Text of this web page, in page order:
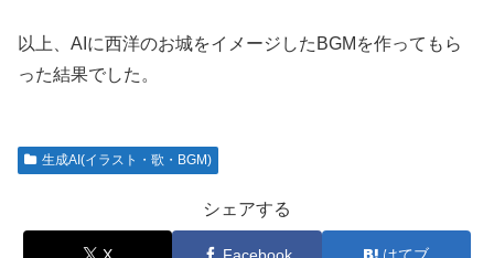
以上、AIに西洋のお城をイメージしたBGMを作ってもら
った結果でした。
生成AI(イラスト・歌・BGM)
シェアする
X Facebook はてブ